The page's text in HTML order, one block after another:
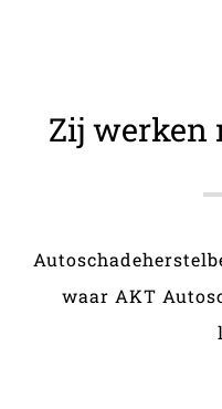
Zij werken
waar AKT